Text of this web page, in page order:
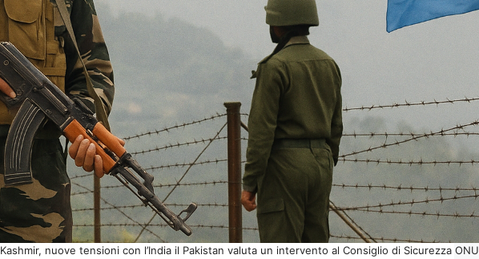
Kashmir, nuove tensioni con l’India il Pakistan valuta un intervento al Consiglio di Sicurezza ONU